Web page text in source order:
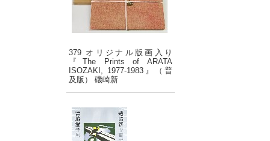
379 オリジナル版画入り
『The Prints of ARATA
ISOZAKI, 1977-1983』（普
及版） 磯崎新